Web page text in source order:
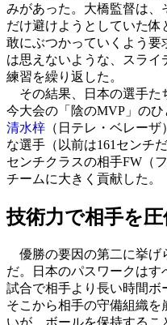
みがあった。大橋監督は、
だけ避けようとしていた
敢にぶつかっていくよう要
は思えないような、スラ
練習を繰り返した。
その結果、日本の選手た
今大会の「陰のMVP」の
清水梓 （日テレ・ベレー
な選手（以前は161センチ
センチクラスの相手FW（
チームに大きく貢献した。
技術力で相手を圧
優勝の要因の第二に挙げ
だ。日本のパスワークは
試合で相手より長い時間ボ
そこから相手の守備組織
いが、ボールを保持する